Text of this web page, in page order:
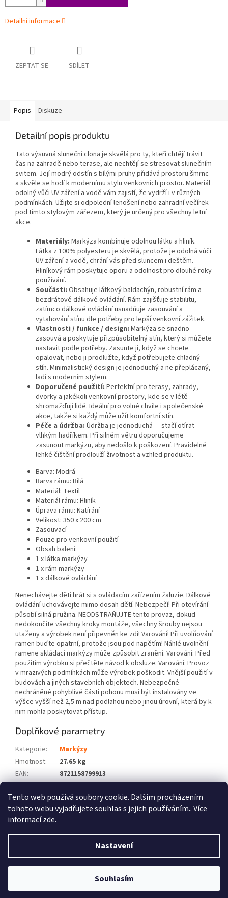
Tento web používá soubory cookie. Dalším procházením
tohoto webu vyjadřujete souhlas s jejich používáním.. Více
informacízde.
Nastavení
Souhlasím
Detailní informace
ZEPTAT SE SDÍLET
Popis Diskuze
Detailní popis produktu
Tato výsuvná sluneční clona je skvělá pro ty, kteří chtějí trávit
čas na zahradě nebo terase, ale nechtějí se stresovat slunečním
svitem. Její modrý odstín s bílými pruhy přidává prostoru šmrnc
a skvěle se hodí k modernímu stylu venkovních prostor. Materiál
odolný vůči UV záření a vodě vám zajistí, že vydrží i v různých
podmínkách. Užijte si odpolední lenošení nebo zahradní večírek
pod tímto stylovým zářezem, který je určený pro všechny letní
akce.
Materiály: Markýza kombinuje odolnou látku a hliník.
Látka z 100% polyesteru je skvělá, protože je odolná vůči
UV záření a vodě, chrání vás před sluncem i deštěm.
Hliníkový rám poskytuje oporu a odolnost pro dlouhé roky
používání.
Součásti: Obsahuje látkový baldachýn, robustní rám a
bezdrátové dálkové ovládání. Rám zajišťuje stabilitu,
zatímco dálkové ovládání usnadňuje zasouvání a
vytahování stínu dle potřeby pro lepší venkovní zážitek.
Vlastnosti / funkce / design: Markýza se snadno
zasouvá a poskytuje přizpůsobitelný stín, který si můžete
nastavit podle potřeby. Zasunte ji, když se chcete
opalovat, nebo ji prodlužte, když potřebujete chladný
stín. Minimalistický design je jednoduchý a ne přeplácaný,
ladí s moderním stylem.
Doporučené použití: Perfektní pro terasy, zahrady,
dvorky a jakékoli venkovní prostory, kde se v létě
shromažďují lidé. Ideální pro volné chvíle i společenské
akce, takže si každý může užít komfortní stín.
Péče a údržba: Údržba je jednoduchá — stačí otírat
vlhkým hadříkem. Při silném větru doporučujeme
zasunout markýzu, aby nedošlo k poškození. Pravidelné
lehké čištění prodlouží životnost a vzhled produktu.
Barva: Modrá
Barva rámu: Bílá
Materiál: Textil
Materiál rámu: Hliník
Úprava rámu: Natírání
Velikost: 350 x 200 cm
Zasouvací
Pouze pro venkovní použití
Obsah balení:
1 x látka markýzy
1 x rám markýzy
1 x dálkové ovládání
Nenechávejte děti hrát si s ovládacím zařízením žaluzie. Dálkové
ovládání uchovávejte mimo dosah dětí. Nebezpečí! Při otevírání
působí silná pružina. NEODSTRAŇUJTE tento provaz, dokud
nedokončíte všechny kroky montáže, všechny šrouby nejsou
utaženy a výrobek není připevněn ke zdi! Varování! Při uvolňování
ramen buďte opatrní, protože jsou pod napětím! Náhlé uvolnění
ramene skládací markýzy může způsobit zranění. Varování: Před
použitím výrobku si přečtěte návod k obsluze. Varování: Provoz
v mrazivých podmínkách může výrobek poškodit. Vnější použití v
budovách a jiných stavebních objektech. Nebezpečné
nechráněné pohyblivé části pohonu musí být instalovány ve
výšce vyšší než 2,5 m nad podlahou nebo jinou úrovní, která by k
nim mohla poskytovat přístup.
Doplňkové parametry
Kategorie:
Markýzy
Hmotnost:
27.65 kg
EAN:
8721158799913
Počet balíků: 3
Vytvořil Shoptet
Zboží XL. Všechna práva vyhrazena.